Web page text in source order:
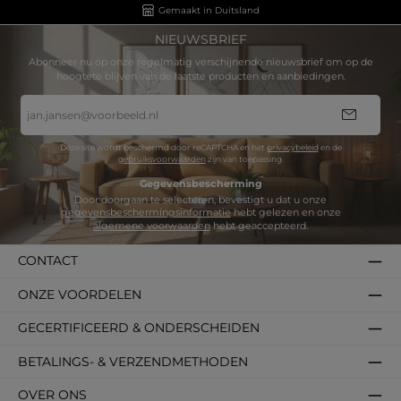
Gemaakt in Duitsland
NIEUWSBRIEF
Abonneer nu op onze regelmatig verschijnende nieuwsbrief om op de
hoogtete blijven van de laatste producten en aanbiedingen.
mailadres
*
Deze site wordt beschermd door reCAPTCHA en het privacybeleid en de
gebruiksvoorwaarden zijn van toepassing.
Gegevensbescherming
gegevensbeschermingsinformatie
algemene voorwaardenhebt geaccepteerd.
CONTACT
BETALINGS- & VERZENDMETHODEN
OVER ONS
GECERTIFICEERD & ONDERSCHEIDEN
ONZE VOORDELEN